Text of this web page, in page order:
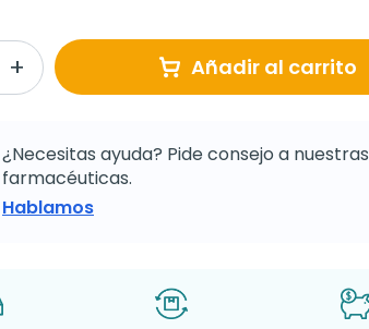
Añadir al carrito
¿Necesitas ayuda? Pide consejo a nuestras
farmacéuticas.
Hablamos